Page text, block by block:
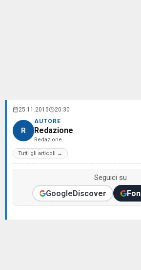
25.11.2015 20:30
R
AUTORE
Redazione
Redazione
Tutti gli articoli →
Seguici su
GoogleDiscover